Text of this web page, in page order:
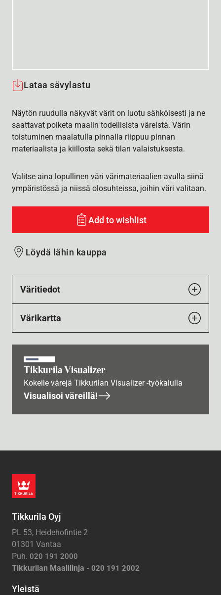
Lataa sävylastu
Näytön ruudulla näkyvät värit on luotu sähköisesti ja ne
saattavat poiketa maalin todellisista väreistä. Värin
toistuminen maalatulla pinnalla riippuu pinnan
materiaalista ja kiillosta sekä tilan valaistuksesta.
Valitse aina lopullinen väri värimateriaalien avulla siinä
ympäristössä ja niissä olosuhteissa, joihin väri valitaan.
Add to wishlist
Löydä lähin kauppa
Väritiedot
Värikartta
Tikkurila Visualizer
Kokeile värejä Tikkurilan Visualizer -työkalulla
Visualisoi väreillä!
Tikkurila Oyj
PL 53, Heidehofintie 2
01301 Vantaa
Puh. 020 191 2000
Tikkurilan Maalilinja - 020 191 2002
Yleistä